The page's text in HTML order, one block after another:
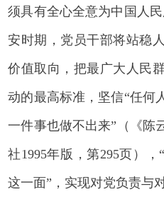
须具有全心全意为中国人
安时期，党员干部将站稳
价值取向，把最广大人民
动的最高标准，坚信“任何
一件事也做不出来”（《陈
社1995年版，第295页）
这一面”，实现对党负责与